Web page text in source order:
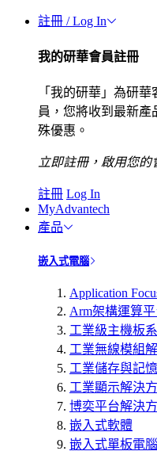
註冊 / Log In
我的研華會員註冊
「我的研華」為研
員，您將收到最新
殊優惠。
立即註冊，啟用您的
註冊 Log In
MyAdvantech
產品
嵌入式電腦
Application
Arm架構運算
工業級主機板系
工業無線模組
工業儲存與記
工業顯示解決
博奕平台解決
嵌入式軟體
嵌入式單板電腦